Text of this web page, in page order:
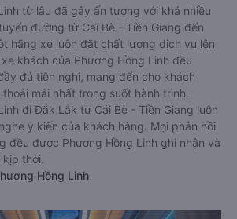
từ lâu đã gây ấn tượng với khá nhiều
đường từ Cái Bè - Tiền Giang đến
hãng xe luôn đặt chất lượng dịch vụ lên
khách của Phương Hồng Linh đều
đủ tiện nghi, mang đến cho khách
mái nhất trong suốt hành trình.
đi Đắk Lắk từ Cái Bè - Tiền Giang luôn
ý kiến của khách hàng. Mọi phản hồi
đều được Phương Hồng Linh ghi nhận và
thời.
Hồng Linh